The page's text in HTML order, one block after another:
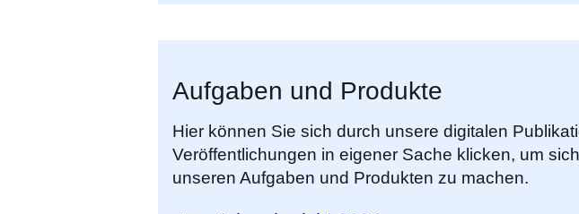
Aufgaben und Produkte
Hier können Sie sich durch unsere digitalen
Veröffentlichungen in eigener Sache klicken, um
unseren Aufgaben und Produkten zu machen.